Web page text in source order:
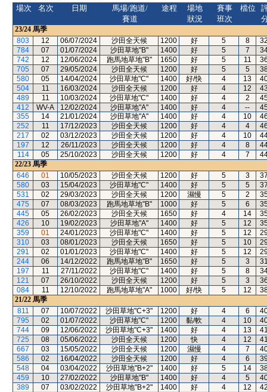
場次
名次 日期
馬場/跑道/
賽道
途程
場地
狀況
賽事
班次
檔位
23/24 馬季
803
12 06/07/2024 沙田全天候 1200 好 5 8
784
07 01/07/2024 沙田草地"B" 1400 好 5 7
742
12 12/06/2024 跑馬地草地"B" 1650 好 5 11
705
07 29/05/2024 沙田全天候 1200 好 5 5
580
05 14/04/2024 沙田草地"C" 1400 好/快 4 13
504
11 16/03/2024 沙田全天候 1200 好 4 12
489
11 10/03/2024 沙田草地"C" 1400 好 4 2
412
WV-A 12/02/2024 沙田草地"A" 1400 好 4 --
355
14 21/01/2024 沙田草地"A" 1400 好 4 10
252
11 17/12/2023 沙田全天候 1200 好 4 4
217
02 03/12/2023 沙田全天候 1200 好 4 10
197
12 26/11/2023 沙田全天候 1200 好 4 8
114
05 25/10/2023 沙田全天候 1200 好 4 7
22/23 馬季
646
01 10/05/2023 沙田全天候 1200 好 5 3
580
03 15/04/2023 沙田草地"C" 1400 好 5 5
531
02 29/03/2023 沙田全天候 1200 濕慢 5 2
475
07 08/03/2023 跑馬地草地"B" 1000 好 5 6
445
05 26/02/2023 沙田全天候 1650 好 4 14
426
10 19/02/2023 沙田草地"A" 1400 好 5 12
359
01 24/01/2023 沙田草地"C" 1400 好 5 12
310
03 08/01/2023 沙田全天候 1650 好 5 10
291
02 01/01/2023 沙田草地"C" 1400 好 5 12
244
06 14/12/2022 跑馬地草地"B" 1650 好 5 3
197
11 27/11/2022 沙田草地"C" 1400 好 5 8
121
07 26/10/2022 沙田全天候 1200 好 5 3
084
11 12/10/2022 跑馬地草地"A" 1000 好/快 5 12
21/22 馬季
811
07 10/07/2022 沙田草地"C+3" 1200 好 4 6
795
02 01/07/2022 沙田草地"C" 1200 黏/軟 4 10
744
09 12/06/2022 沙田草地"C+3" 1400 好 4 13
725
08 05/06/2022 沙田全天候 1200 快 4 12
667
03 15/05/2022 沙田全天候 1200 濕慢 4 7
586
02 16/04/2022 沙田全天候 1200 好 4 6
548
04 03/04/2022 沙田草地"B+2" 1400 好 5 14
459
10 27/02/2022 沙田草地"B" 1400 好 4 5
389
07 03/02/2022 沙田草地"B+2" 1400 好 4 12